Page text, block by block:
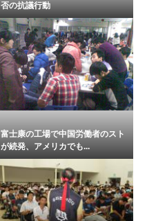
否の抗議行動
富士康の工場で中国労働者のスト
が続発、アメリカでも...